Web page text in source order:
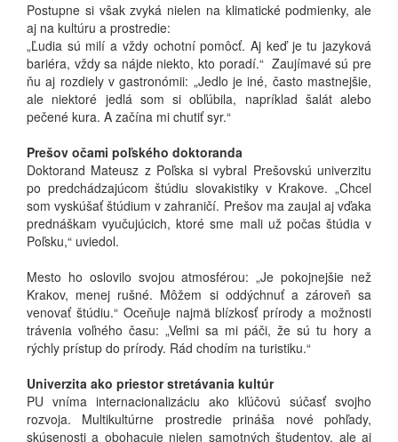
Postupne si však zvyká nielen na klimatické podmienky, ale
aj na kultúru a prostredie:
„Ľudia sú milí a vždy ochotní pomôcť. Aj keď je tu jazyková
bariéra, vždy sa nájde niekto, kto poradí.“ Zaujímavé sú pre
ňu aj rozdiely v gastronómii: „Jedlo je iné, často mastnejšie,
ale niektoré jedlá som si obľúbila, napríklad šalát alebo
pečené kura. A začína mi chutiť syr.“
Prešov očami poľského doktoranda
Doktorand Mateusz z Poľska si vybral Prešovskú univerzitu
po predchádzajúcom štúdiu slovakistiky v Krakove. „Chcel
som vyskúšať štúdium v zahraničí. Prešov ma zaujal aj vďaka
prednáškam vyučujúcich, ktoré sme mali už počas štúdia v
Poľsku,“ uviedol.
Mesto ho oslovilo svojou atmosférou: „Je pokojnejšie než
Krakov, menej rušné. Môžem si oddýchnuť a zároveň sa
venovať štúdiu.“ Oceňuje najmä blízkosť prírody a možnosti
trávenia voľného času: „Veľmi sa mi páči, že sú tu hory a
rýchly prístup do prírody. Rád chodím na turistiku.“
Univerzita ako priestor stretávania kultúr
PU vníma internacionalizáciu ako kľúčovú súčasť svojho
rozvoja. Multikultúrne prostredie prináša nové pohľady,
skúsenosti a obohacuje nielen samotných študentov, ale aj